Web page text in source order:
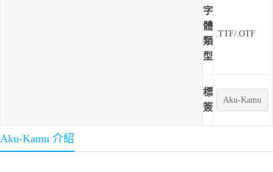
字
體
類
型
.TTF/.OTF
標
簽
Aku-Kamu
Aku-Kamu 介紹